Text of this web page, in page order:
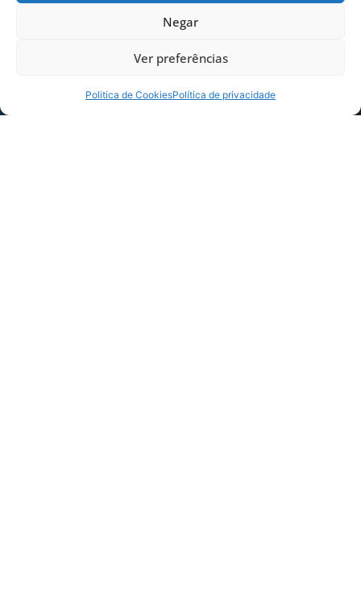
Negar
Ver preferências
Politica de CookiesPolítica de privacidade
Foto: André Palma Ribeiro/Avaí F. C.